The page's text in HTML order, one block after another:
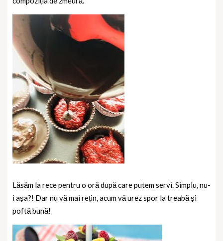
Lăsăm la rece pentru o oră după care putem servi. Simplu, nu-
i așa?! Dar nu vă mai rețin, acum vă urez spor la treabă și
poftă bună!